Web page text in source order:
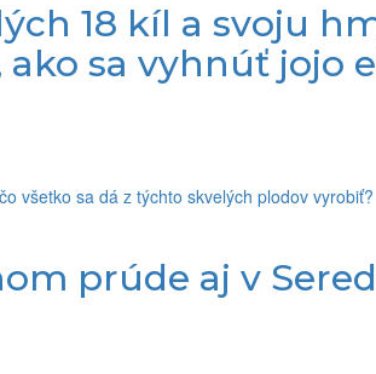
18 kíl a svoju
sa vyhnúť jojo
prúde aj v